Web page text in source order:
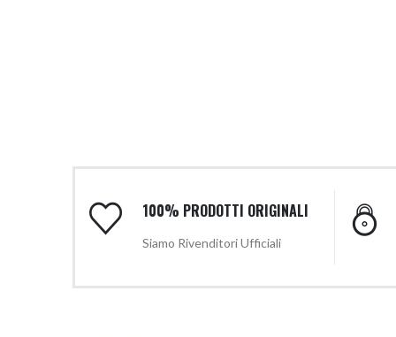
100% PRODOTTI ORIGINALI
Siamo Rivenditori Ufficiali